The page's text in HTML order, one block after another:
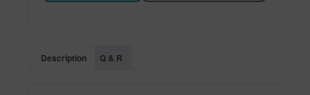
Description Q & R